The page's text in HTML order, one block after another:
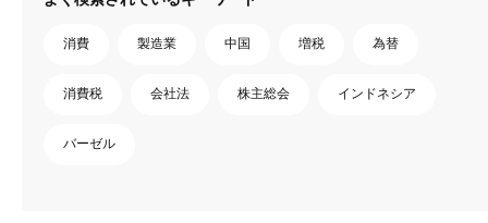
消費 製造業 中国 増税 為替
消費税 会社法 株主総会 インドネシア
バーゼル